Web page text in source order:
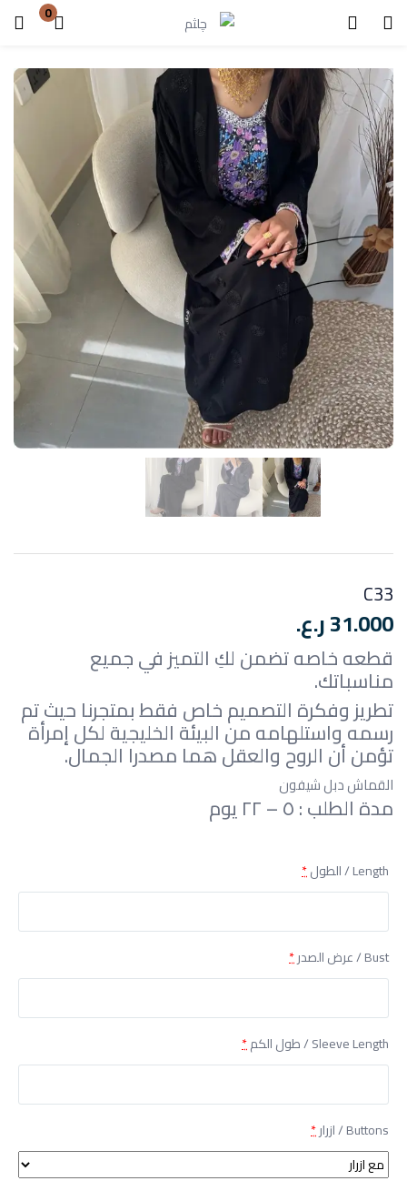
0
Enter your username and password to login.
Remember me
Lost password?
C33
31.000ر.ع.
قطعه خاصه تضمن لكِ التميز في جميع
مناسباتك.
تطريز وفكرة التصميم خاص فقط بمتجرنا حيث تم
رسمه واستلهامه من البيئة الخليجية لكل إمرأة
تؤمن أن الروح والعقل هما مصدرا الجمال.
القماش دبل شيفون
مدة الطلب : ٥ – ٢٢ يوم
Length / الطول *
Bust / عرض الصدر *
Sleeve Length / طول الكم *
Buttons / ازرار *